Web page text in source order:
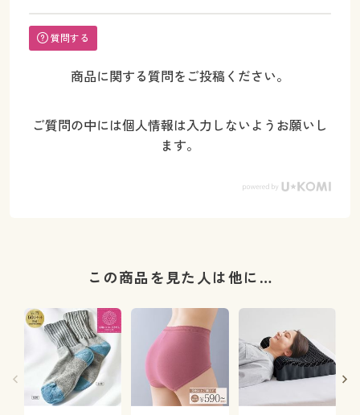
質問する
商品に関する質問をご投稿ください。
ご質問の中には個人情報は入力しないようお願いし
ます。
この商品を見た人は他に…